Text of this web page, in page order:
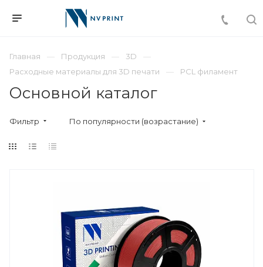
Главная Продукция
3D
Расходные материалы для 3D печати
PCL филамент
Основной каталог
Фильтр По популярности (возрастание)